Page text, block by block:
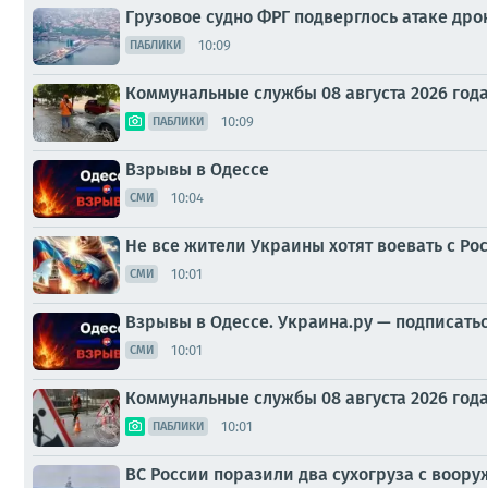
Грузовое судно ФРГ подверглось атаке
ПАБЛИКИ 10:09
Коммунальные службы 08 августа 2026
ПАБЛИКИ 10:09
Взрывы в Одессе
СМИ 10:04
Не все жители Украины хотят воевать с
СМИ 10:01
Взрывы в Одессе. Украина.ру —
СМИ 10:01
Коммунальные службы 08 августа 2026
ПАБЛИКИ 10:01
ВС России поразили два сухогруза с